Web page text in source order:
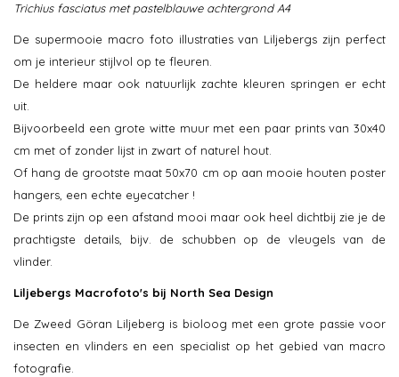
Trichius fasciatus met pastelblauwe achtergrond A4
De supermooie macro foto illustraties van Liljebergs zijn perfect
om je interieur stijlvol op te fleuren.
De heldere maar ook natuurlijk zachte kleuren springen er echt
uit.
Bijvoorbeeld een grote witte muur met een paar prints van 30x40
cm met of zonder lijst in zwart of naturel hout.
Of hang de grootste maat 50x70 cm op aan mooie houten poster
hangers, een echte eyecatcher !
De prints zijn op een afstand mooi maar ook heel dichtbij zie je de
prachtigste details, bijv. de schubben op de vleugels van de
vlinder.
Liljebergs Macrofoto's bij North Sea Design
De Zweed Göran Liljeberg is bioloog met een grote passie voor
insecten en vlinders en een specialist op het gebied van macro
fotografie.